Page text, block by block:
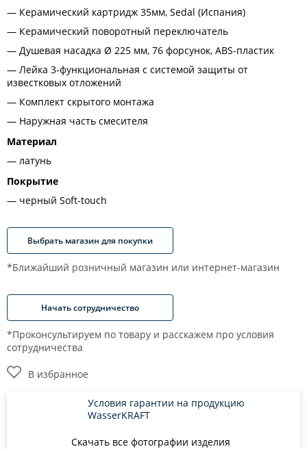
Керамический картридж 35мм, Sedal (Испания)
Керамический поворотный переключатель
Душевая насадка Ø 225 мм, 76 форсунок, ABS-пластик
Лейка 3-функциональная с системой защиты от
известковых отложений
Комплект скрытого монтажа
Наружная часть смесителя
Материал
латунь
Покрытие
черный Soft-touch
Выбрать магазин для покупки
*Ближайший розничный магазин или интернет-магазин
Начать сотрудничество
*Проконсультируем по товару и расскажем про условия
сотрудничества
В избранное
Скачать все фотографии изделия
Условия гарантии на продукцию
WasserKRAFT